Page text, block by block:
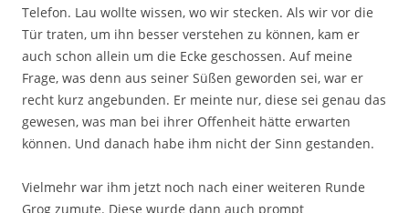
Telefon. Lau wollte wissen, wo wir stecken. Als wir vor die
Tür traten, um ihn besser verstehen zu können, kam er
auch schon allein um die Ecke geschossen. Auf meine
Frage, was denn aus seiner Süßen geworden sei, war er
recht kurz angebunden. Er meinte nur, diese sei genau das
gewesen, was man bei ihrer Offenheit hätte erwarten
können. Und danach habe ihm nicht der Sinn gestanden.
Vielmehr war ihm jetzt noch nach einer weiteren Runde
Grog zumute. Diese wurde dann auch prompt